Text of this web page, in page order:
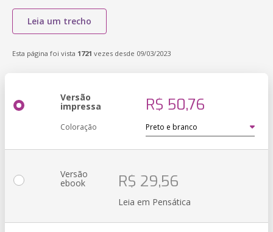
Leia um trecho
Esta página foi vista 1721 vezes desde 09/03/2023
Versão
impressa R$ 50,76
Coloração
Versão
ebook R$ 29,56
Leia em Pensática